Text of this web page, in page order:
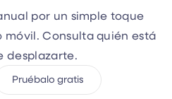
por un simple toque
Consulta quién está
desplazarte.
Pruébalo gratis